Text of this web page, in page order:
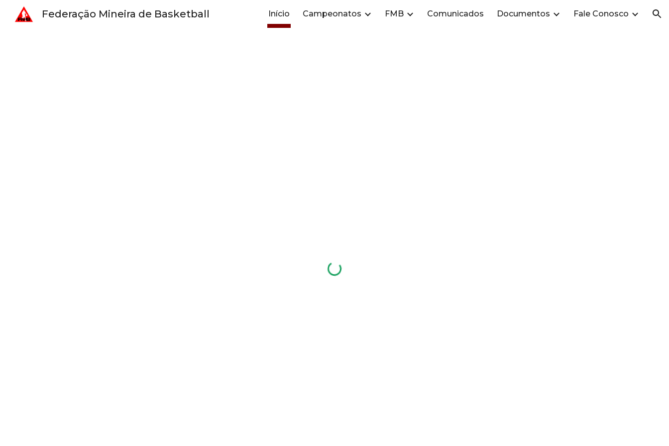
Skip to main content Skip to navigation
Federação Mineira de Basketball Início Campeonatos FMB Comunicados Documentos Fale Conosco